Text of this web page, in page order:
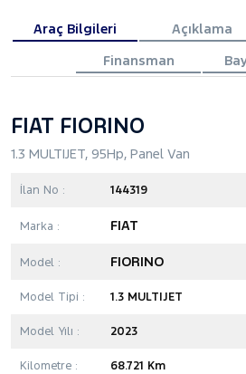
Araç Bilgileri Açıklama
Finansman
FIAT FIORINO
1.3 MULTIJET, 95Hp, Panel Van
İlan No : 144319
Marka : FIAT
Model : FIORINO
Model Tipi : 1.3 MULTIJET
Model Yılı : 2023
Kilometre : 68.721 Km